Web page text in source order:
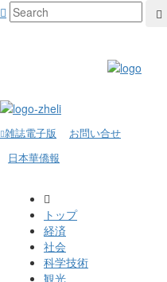
雑誌電子版
お問い合せ
日本華僑報
トップ
経済
社会
科学技術
観光